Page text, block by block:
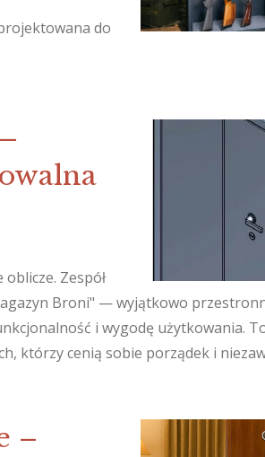
do
Zespół
Broni" — wyjątkowo
i wygodę użytkowania.
którzy cenią sobie porządek i
–